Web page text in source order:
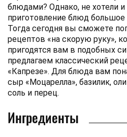
блюдами? Однако, не хотели и
приготовление блюд
Тогда сегодня вы сможете
рецептов «на скорую руку»,
пригодятся вам в подобных
предлагаем классический
«Капрезе». Для блюда вам
сыр «Моцарелла», базилик,
соль и перец.
Ингредиенты